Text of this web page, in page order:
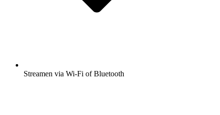
Streamen via Wi-Fi of Bluetooth